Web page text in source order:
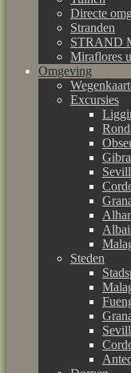
Directe
Stranden
STRAND
Miraflores
Omgeving
Excursies
Steden